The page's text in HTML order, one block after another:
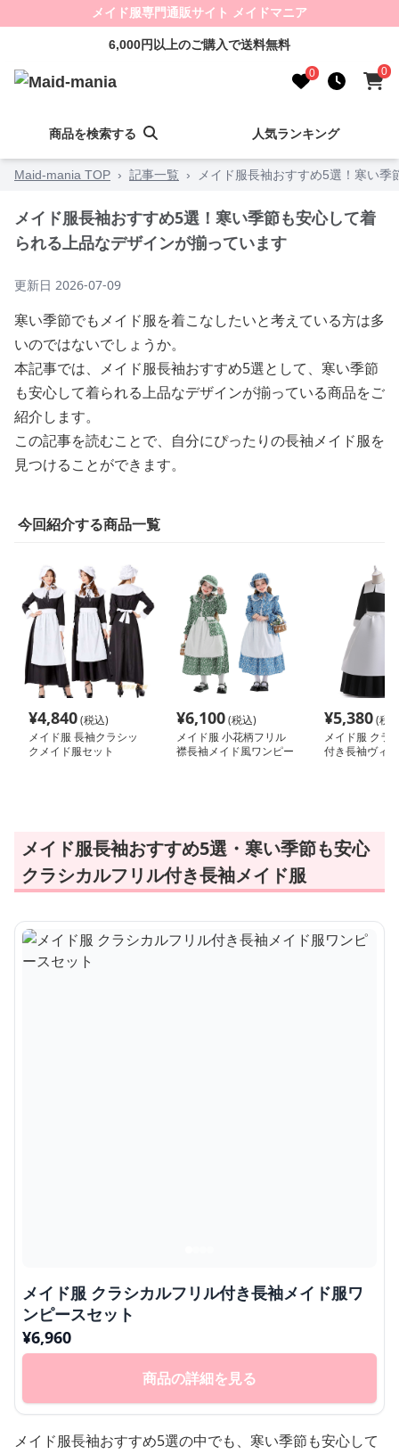
メイド服専門通販サイト メイドマニア
6,000円以上のご購入で送料無料
0 0
商品を検索する 人気ランキング
Maid-mania TOP › 記事一覧 › メイド服長袖おすすめ5選！寒い
メイド服長袖おすすめ5選！寒い季節も安心して着
られる上品なデザインが揃っています
更新日 2026-07-09
寒い季節でもメイド服を着こなしたいと考えている方は多
いのではないでしょうか。
本記事では、メイド服長袖おすすめ5選として、寒い季節
も安心して着られる上品なデザインが揃っている商品をご
紹介します。
この記事を読むことで、自分にぴったりの長袖メイド服を
見つけることができます。
今回紹介する商品一覧
¥4,840(税込)
メイド服 長袖クラシッ
クメイド服セット
¥6,100(税込)
メイド服 小花柄フリル
襟長袖メイド風ワンピー
¥5,380(税
メイド服 クラ
付き長袖ヴィ
メイド服長袖おすすめ5選・寒い季節も安心
クラシカルフリル付き長袖メイド服
メイド服 クラシカルフリル付き長袖メイド服ワ
ンピースセット
¥6,960
商品の詳細を見る
メイド服長袖おすすめ5選の中でも、寒い季節も安心して